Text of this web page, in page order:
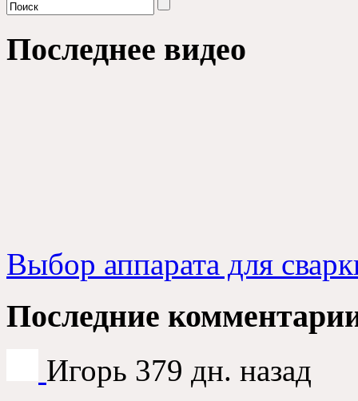
Последнее видео
Выбор аппарата для
Последние
Игорь 379 дн. назад